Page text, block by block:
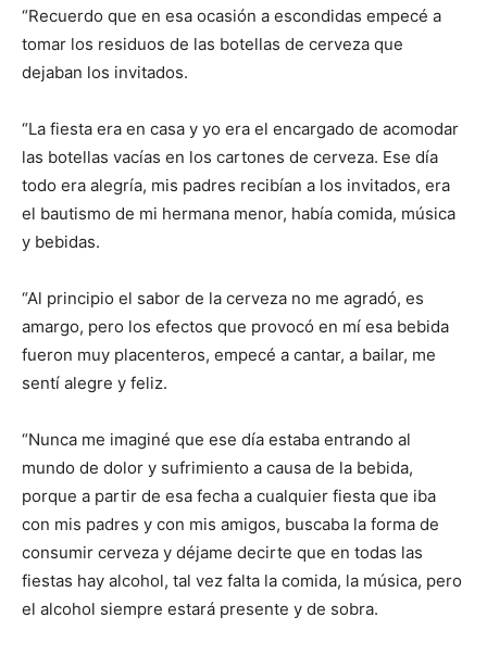
“Recuerdo que en esa ocasión a escondidas empecé a
tomar los residuos de las botellas de cerveza que
dejaban los invitados.
“La fiesta era en casa y yo era el encargado de acomodar
las botellas vacías en los cartones de cerveza. Ese día
todo era alegría, mis padres recibían a los invitados, era
el bautismo de mi hermana menor, había comida, música
y bebidas.
“Al principio el sabor de la cerveza no me agradó, es
amargo, pero los efectos que provocó en mí esa bebida
fueron muy placenteros, empecé a cantar, a bailar, me
sentí alegre y feliz.
“Nunca me imaginé que ese día estaba entrando al
mundo de dolor y sufrimiento a causa de la bebida,
porque a partir de esa fecha a cualquier fiesta que iba
con mis padres y con mis amigos, buscaba la forma de
consumir cerveza y déjame decirte que en todas las
fiestas hay alcohol, tal vez falta la comida, la música, pero
el alcohol siempre estará presente y de sobra.